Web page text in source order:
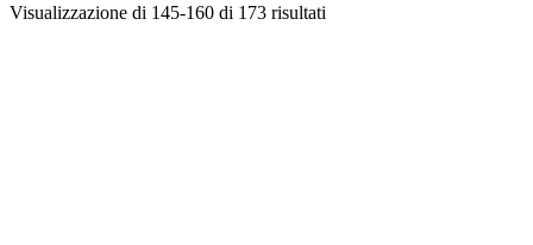
Visualizzazione di 145-160 di 173 risultati